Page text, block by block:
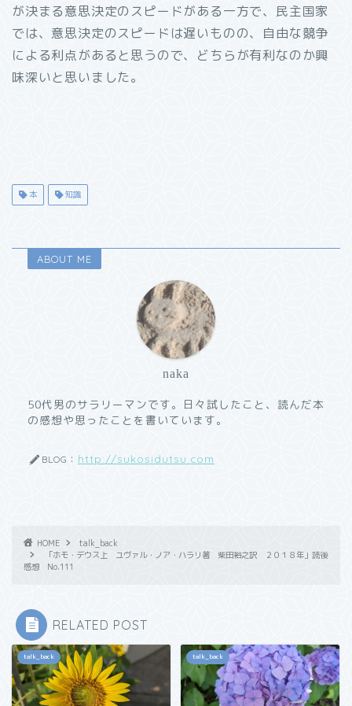
が決まる意思決定のスピードがある一方で、民主国家
では、意思決定のスピードは遅いものの、自由な競争
による利点があると思うので、どちらが有利なのか興
味深いと思いました。
本 知識
ABOUT ME
naka
50代男のサラリーマンです。日々試したこと、読んだ本
の感想や思ったことを書いています。
BLOG： http://sukosidutsu.com
HOME
talk_back
「ホモ・デウス上 ユヴァル・ノア・ハラリ著 柴田裕之訳 ２０１８年」読後
感想 No.111
RELATED POST
talk_back talk_back